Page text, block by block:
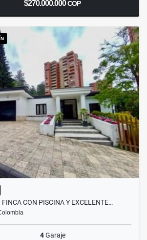
$270.000.000COP
CON PISCINA Y EXCELENTE…
4Garaje